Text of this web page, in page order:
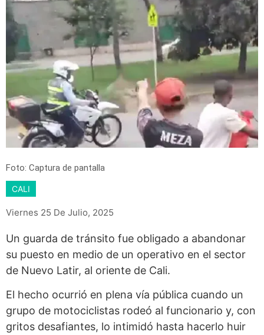
Foto: Captura de pantalla
CALI
Viernes 25 De Julio, 2025
Un guarda de tránsito fue obligado a abandonar
su puesto en medio de un operativo en el sector
de Nuevo Latir, al oriente de Cali.
El hecho ocurrió en plena vía pública cuando un
grupo de motociclistas rodeó al funcionario y, con
gritos desafiantes, lo intimidó hasta hacerlo huir